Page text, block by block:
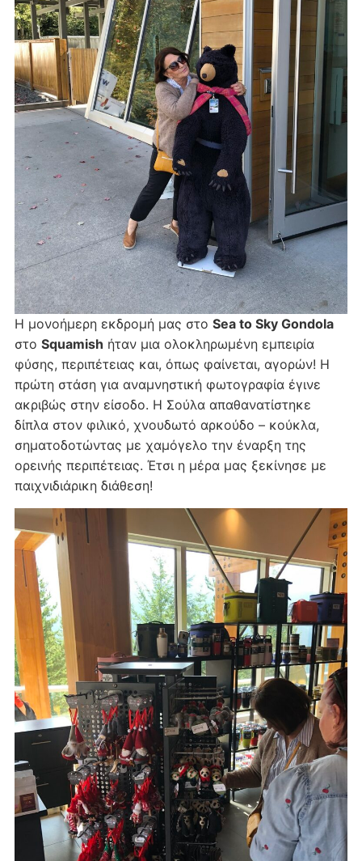
Η μονοήμερη εκδρομή μας στο Sea to Sky Gondola
στο Squamish ήταν μια ολοκληρωμένη εμπειρία
φύσης, περιπέτειας και, όπως φαίνεται, αγορών! Η
πρώτη στάση για αναμνηστική φωτογραφία έγινε
ακριβώς στην είσοδο. Η Σούλα απαθανατίστηκε
δίπλα στον φιλικό, χνουδωτό αρκούδο – κούκλα,
σηματοδοτώντας με χαμόγελο την έναρξη της
ορεινής περιπέτειας. Έτσι η μέρα μας ξεκίνησε με
παιχνιδιάρικη διάθεση!